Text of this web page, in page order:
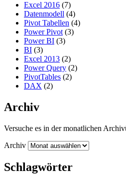
Excel 2016 (7)
Datenmodell (4)
Pivot Tabellen (4)
Power Pivot (3)
Power BI (3)
BI (3)
Excel 2013 (2)
Power Query (2)
PivotTables (2)
DAX (2)
Archiv
Versuche es in der monatlichen
Archiv
Schlagwörter